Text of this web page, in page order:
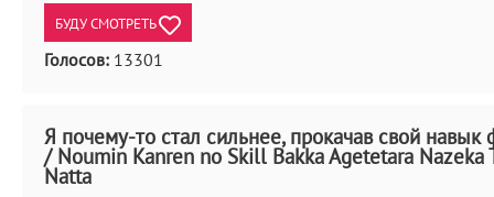
БУДУ СМОТРЕТЬ
Голосов: 13301
Я почему-то стал сильнее, прокачав свой навык
/ Noumin Kanren no Skill Bakka Agetetara Nazeka
Natta